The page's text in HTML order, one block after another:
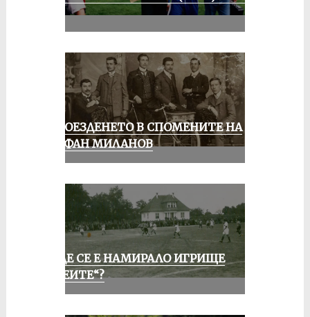
КОЛОЕЗДЕНЕТО В СПОМЕНИТЕ НА
СТЕФАН МИЛАНОВ
КЪДЕ СЕ Е НАМИРАЛО ИГРИЩЕ
„АЛЕИТЕ“?